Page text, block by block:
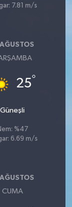
7.81 m/s
25°
Güneşli
%47
6.69 m/s
CUMA